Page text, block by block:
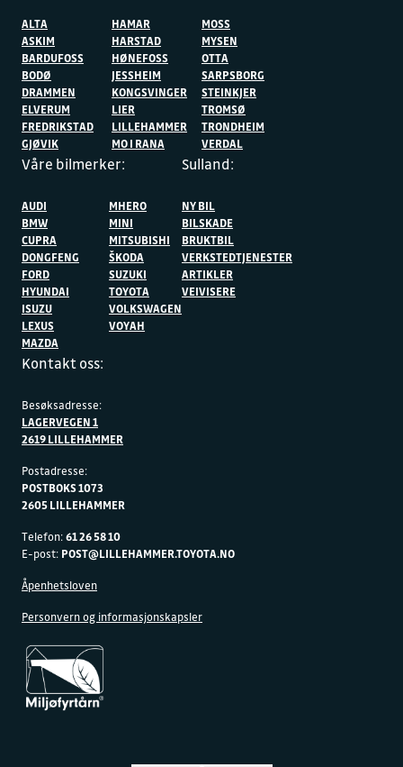
ALTA
ASKIM
BARDUFOSS
BODØ
DRAMMEN
ELVERUM
FREDRIKSTAD
GJØVIK
HAMAR
HARSTAD
HØNEFOSS
JESSHEIM
KONGSVINGER
LIER
LILLEHAMMER
MO I RANA
MOSS
MYSEN
OTTA
SARPSBORG
STEINKJER
TROMSØ
TRONDHEIM
VERDAL
Våre bilmerker:
AUDI
BMW
CUPRA
DONGFENG
FORD
HYUNDAI
ISUZU
LEXUS
MAZDA
MHERO
MINI
MITSUBISHI
ŠKODA
SUZUKI
TOYOTA
VOLKSWAGEN
VOYAH
Sulland:
NY BIL
BILSKADE
BRUKTBIL
VERKSTEDTJENESTER
ARTIKLER
VEIVISERE
Kontakt oss:
Besøksadresse:
LAGERVEGEN 1
2619 LILLEHAMMER
Postadresse:
POSTBOKS 1073
2605 LILLEHAMMER
Telefon:61 26 58 10
E-post: POST@LILLEHAMMER.TOYOTA.NO
Åpenhetsloven
Personvern og informasjonskapsler